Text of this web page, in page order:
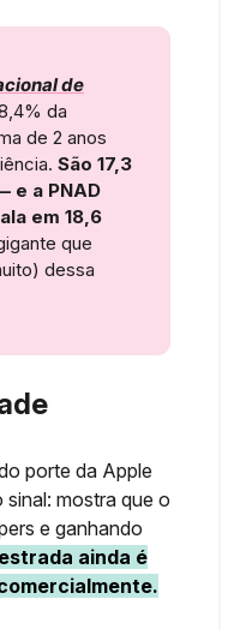
de
da
de 2 anos
São 17,3
e a PNAD
em 18,6
que
dessa
porte da Apple
mostra que o
e ganhando
ainda é